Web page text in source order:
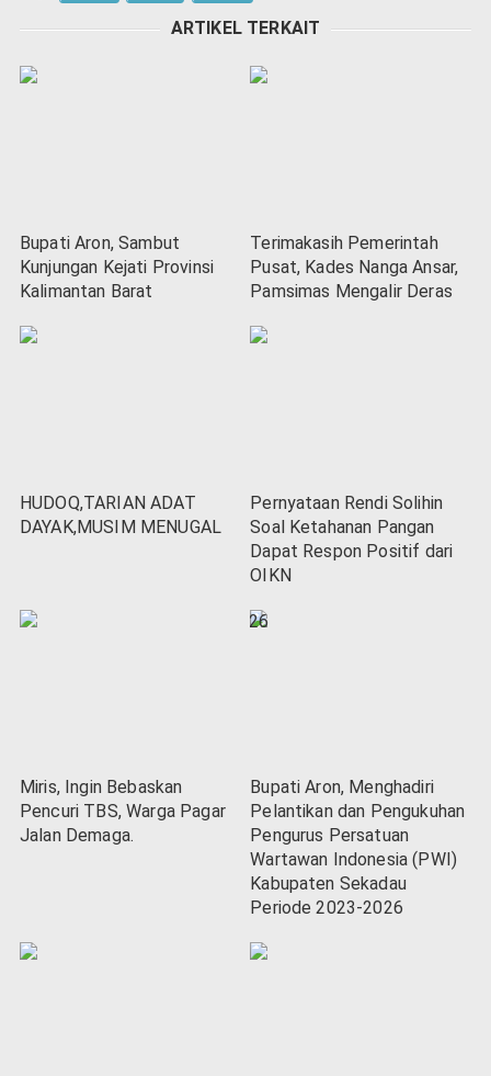
ARTIKEL TERKAIT
Bupati Aron, Sambut
Kunjungan Kejati Provinsi
Kalimantan Barat
Terimakasih Pemerintah
Pusat, Kades Nanga Ansar,
Pamsimas Mengalir Deras
HUDOQ,TARIAN ADAT
DAYAK,MUSIM MENUGAL
Pernyataan Rendi Solihin
Soal Ketahanan Pangan
Dapat Respon Positif dari
OIKN
Miris, Ingin Bebaskan
Pencuri TBS, Warga Pagar
Jalan Demaga.
Bupati Aron, Menghadiri
Pelantikan dan Pengukuhan
Pengurus Persatuan
Wartawan Indonesia (PWI)
Kabupaten Sekadau
Periode 2023-2026